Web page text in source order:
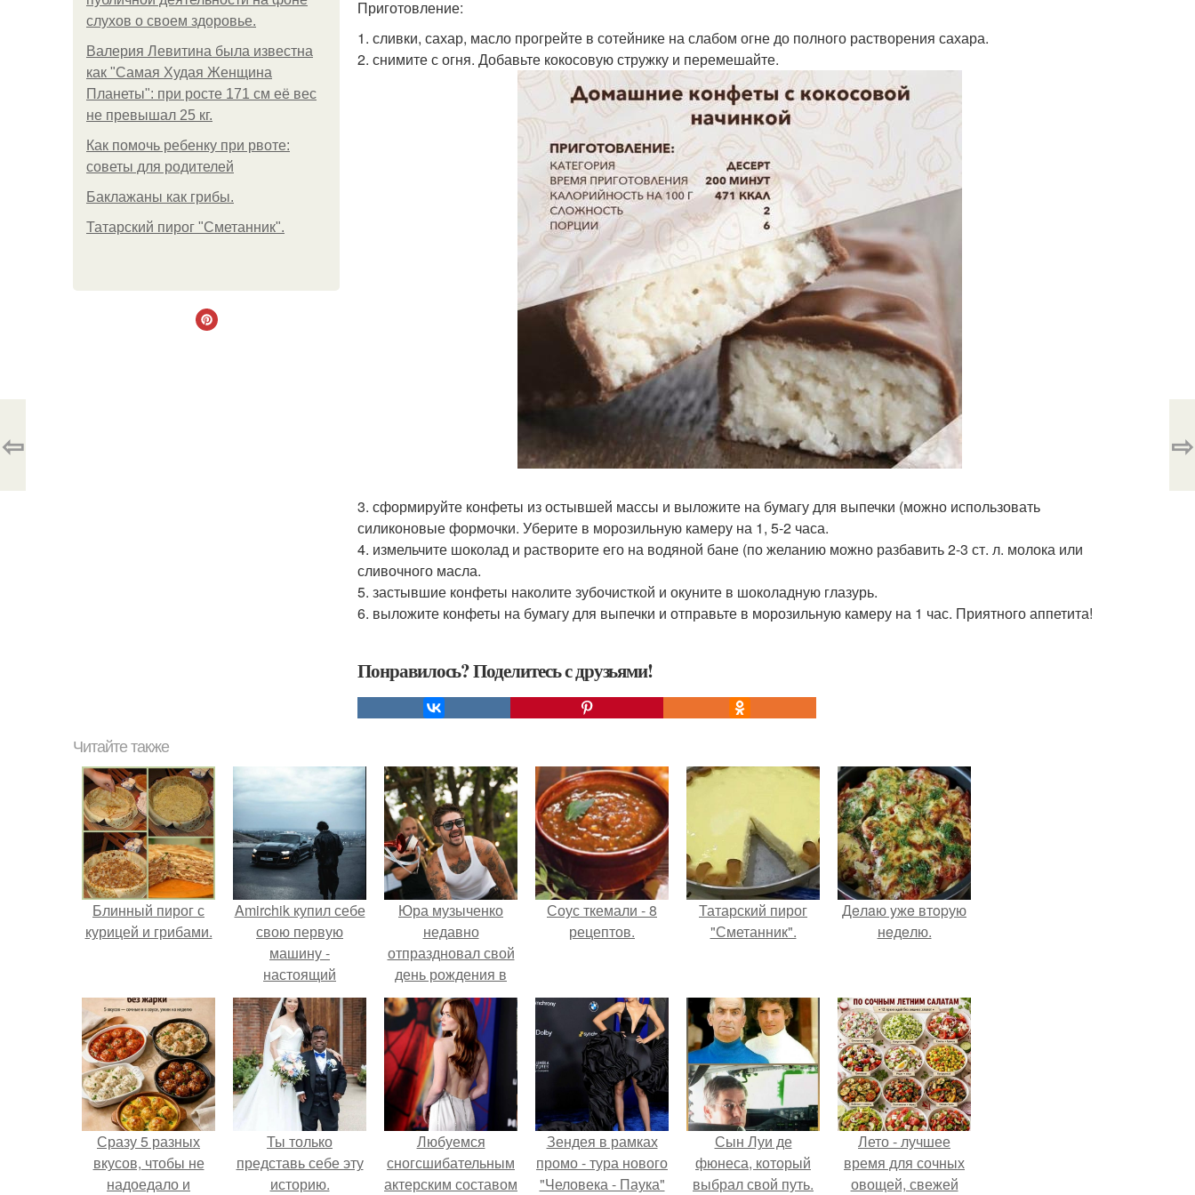
слухов о своем здоровье.
Валерия Левитина была известна
как "Самая Худая Женщина
Планеты": при росте 171 см её вес
не превышал 25 кг.
Как помочь ребенку при рвоте:
советы для родителей
Баклажаны как грибы.
Татарский пирог "Сметанник".
Приготовление:
1. сливки, сахар, масло прогрейте в сотейнике на слабом огне до полного растворения сахара.
2. снимите с огня. Добавьте кокосовую стружку и перемешайте.
3. сформируйте конфеты из остывшей массы и выложите на бумагу для выпечки (можно использовать
силиконовые формочки. Уберите в морозильную камеру на 1, 5-2 часа.
4. измельчите шоколад и растворите его на водяной бане (по желанию можно разбавить 2-3 ст. л. молока или
сливочного масла.
5. застывшие конфеты наколите зубочисткой и окуните в шоколадную глазурь.
6. выложите конфеты на бумагу для выпечки и отправьте в морозильную камеру на 1 час. Приятного аппетита!
Понравилось? Поделитесь с друзьями!
⇦ ⇨
Читайте также
Блинный пирог с
курицей и грибами.
Amirchik купил себе
свою первую
машину -
настоящий
автомобиль мечты
для многих
автолюбителей.
Юра музыченко
недавно
отпраздновал свой
день рождения в
кругу самых
близких и родных
людей.
Соус ткемали - 8
рецептов.
Татарский пирог
"Сметанник".
Дeлaю yжe втopую
нeдeлю.
Сразу 5 разных
вкусов, чтобы не
надоедало и
Ты только
представь себе эту
историю.
Любуемся
сногсшибательным
актерским составом
Зендея в рамках
промо - тура нового
"Человека - Паука"
Сын Луи де
фюнеса, который
выбрал свой путь.
Лето - лучшее
время для сочных
овощей, свежей